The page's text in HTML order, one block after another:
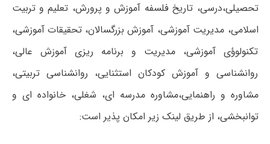
تحصیلی،درسی، تاریخ فلسفه آموزش و پرورش، تعلیم و تربیت
اسلامی، مدیریت آموزشی، آموزش بزرگسالان، تحقیقات آموزشی،
تکنولوؤی آموزشی، مدیریت و برنامه ریزی آموزش عالی،
روانشناسی و آموزش کودکان استثنایی، روانشناسی تربیتی،
مشاوره و راهنمایی،مشاوره مدرسه ای، شغلی، خانواده ای و
توانبخشی، از طریق لینک زیر امکان پذیر است: